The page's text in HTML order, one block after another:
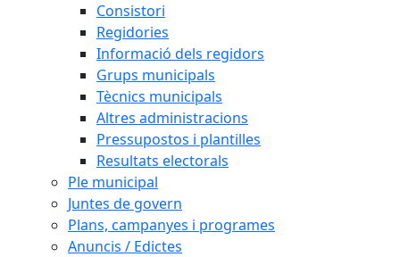
Consistori
Regidories
Informació dels regidors
Grups municipals
Tècnics municipals
Altres administracions
Pressupostos i plantilles
Resultats electorals
Ple municipal
Juntes de govern
Plans, campanyes i programes
Anuncis / Edictes